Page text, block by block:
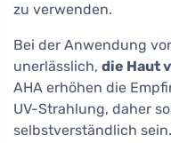
zu verwenden.
Bei der Anwendung
unerlässlich, die Haut
AHA erhöhen die
UV-Strahlung, daher
selbstverständlich